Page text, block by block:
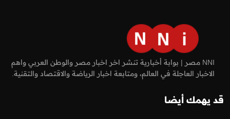
NNI مصر | بوابة أخبارية تنشر اخر اخبار مصر والوطن العربي واهم
الاخبار العاجلة في العالم، ومتابعة اخبار الرياضة والاقتصاد والتقنية.
قد يهمك أيضا